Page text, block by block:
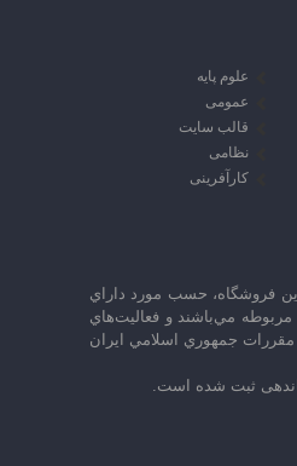
علوم پایه
عمومی
قالب سایت
نظامی
کارآفرینی
فروشگاه، حسب مورد داراي
مربوطه مي‌باشند و فعاليت‌هاي
مقررات جمهوري اسلامي ايران
ثبت شده است.